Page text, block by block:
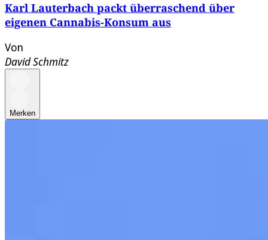
Karl Lauterbach packt überraschend über
eigenen Cannabis-Konsum aus
Von
David Schmitz
Merken